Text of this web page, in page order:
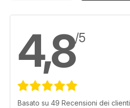
4,8/5
Basato su 49 Recensioni dei clienti